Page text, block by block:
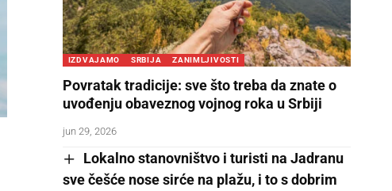
IZDVAJAMO SRBIJA ZANIMLJIVOSTI
Povratak tradicije: sve što treba da znate o
uvođenju obaveznog vojnog roka u Srbiji
jun 29, 2026
Lokalno stanovništvo i turisti na Jadranu
sve češće nose sirće na plažu, i to s dobrim